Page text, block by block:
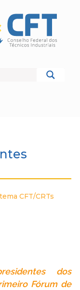
CFT/CRTs
dos
Fórum de